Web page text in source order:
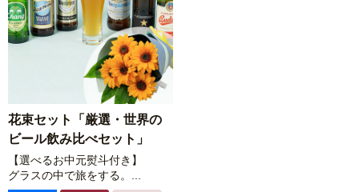
花束セット「厳選・世界の
ビール飲み比べセット」
【選べるお中元熨斗付き】
グラスの中で旅をする。...